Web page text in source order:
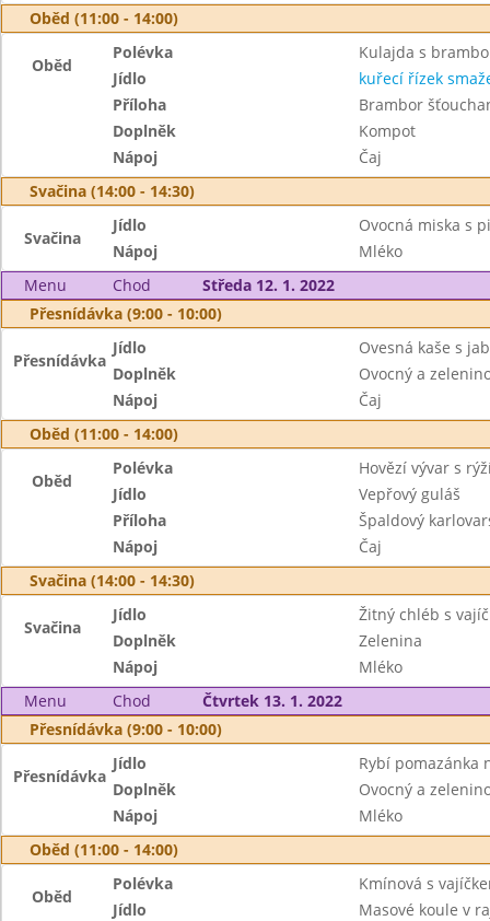
Oběd (11:00 - 14:00)
Oběd
Polévka
Kulajda s
Jídlo
kuřecí řízek
Příloha
Brambor
Doplněk
Kompot
Nápoj
Čaj
Svačina (14:00 - 14:30)
Svačina
Jídlo
Ovocná miska s
Nápoj
Mléko
Menu
Chod
Středa 12. 1. 2022
Přesnídávka (9:00 - 10:00)
Přesnídávka
Jídlo
Ovesná kaše s
Doplněk
Ovocný a
Nápoj
Čaj
Oběd (11:00 - 14:00)
Oběd
Polévka
Hovězí vývar s
Jídlo
Vepřový guláš
Příloha
Špaldový
Nápoj
Čaj
Svačina (14:00 - 14:30)
Svačina
Jídlo
Žitný chléb s
Doplněk
Zelenina
Nápoj
Mléko
Menu
Chod
Čtvrtek 13. 1. 2022
Přesnídávka (9:00 - 10:00)
Přesnídávka
Jídlo
Rybí pomazánka
Doplněk
Ovocný a
Nápoj
Mléko
Oběd (11:00 - 14:00)
Oběd
Polévka
Kmínová s
Jídlo
Masové koule v